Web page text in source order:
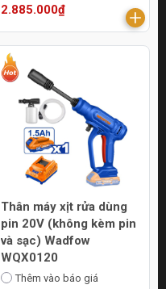
2.885.000₫
Thân máy xịt rửa dùng
pin 20V (không kèm pin
và sạc) Wadfow
WQX0120
Thêm vào báo giá